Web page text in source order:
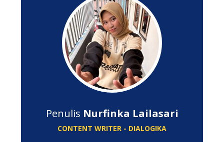
Penulis Nurfinka Lailasari
CONTENT WRITER - DIALOGIKA